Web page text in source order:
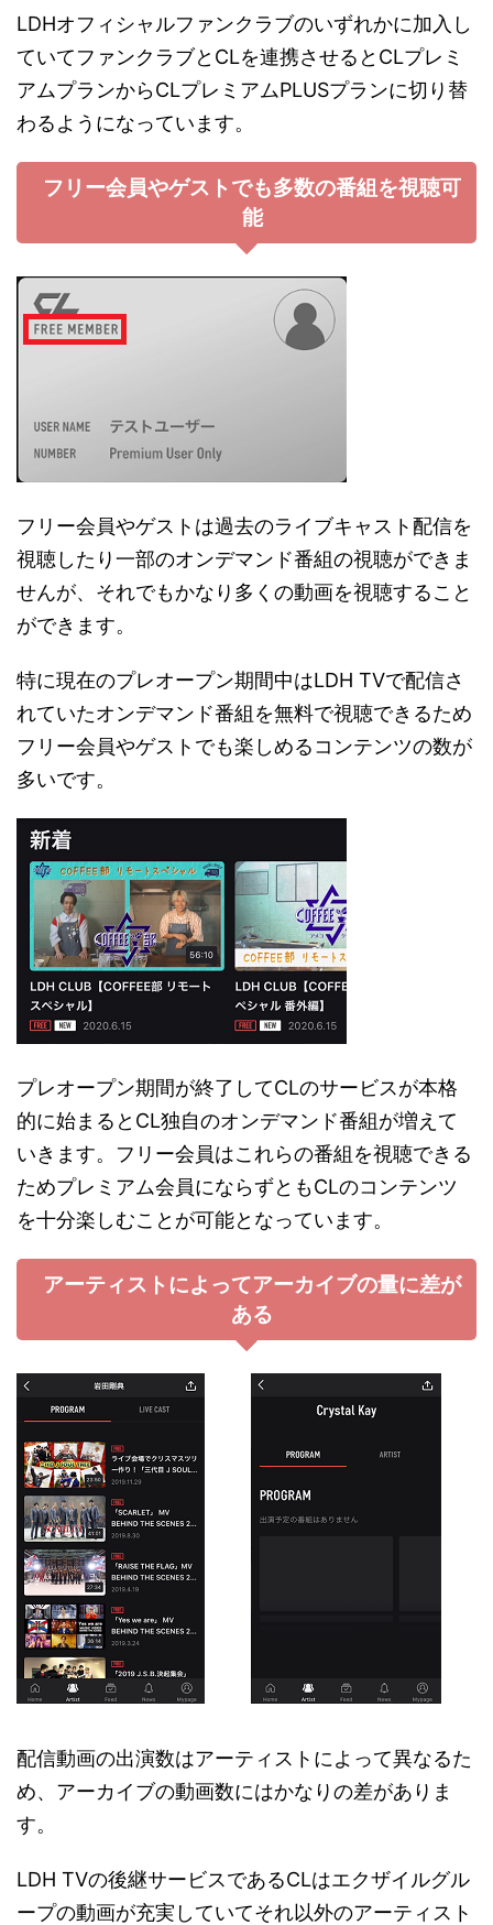
LDHオフィシャルファンクラブのいずれかに加入し
ていてファンクラブとCLを連携させるとCLプレミ
アムプランからCLプレミアムPLUSプランに切り替
わるようになっています。
フリー会員やゲストでも多数の番組を視聴可
能
フリー会員やゲストは過去のライブキャスト配信を
視聴したり一部のオンデマンド番組の視聴ができま
せんが、それでもかなり多くの動画を視聴すること
ができます。
特に現在のプレオープン期間中はLDH TVで配信さ
れていたオンデマンド番組を無料で視聴できるため
フリー会員やゲストでも楽しめるコンテンツの数が
多いです。
プレオープン期間が終了してCLのサービスが本格
的に始まるとCL独自のオンデマンド番組が増えて
いきます。フリー会員はこれらの番組を視聴できる
ためプレミアム会員にならずともCLのコンテンツ
を十分楽しむことが可能となっています。
アーティストによってアーカイブの量に差が
ある
配信動画の出演数はアーティストによって異なるた
め、アーカイブの動画数にはかなりの差がありま
す。
LDH TVの後継サービスであるCLはエクザイルグル
ープの動画が充実していてそれ以外のアーティスト